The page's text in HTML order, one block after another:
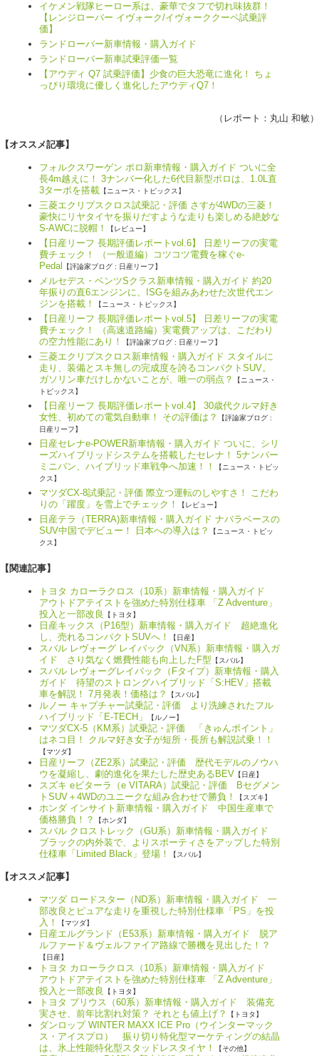
イケメン戦隊ヒーロー系は、豪華でタフで切れ味抜群！
【レンジローバー イヴォーク/イヴォーククーペ試乗評
価】
ランドローバー新車情報・購入ガイド
ランドローバー新車試乗評価一覧
【アウディ Q7 試乗評価】少食の巨大恐竜に進化！ ちょ
っぴり環境に優しく進化したアウディQ7！
（レポート： 丸山 和敏）
【オススメ記事】
フォルクスワーゲン ポロ新車情報・購入ガイド ついに全
長4m越えに！ 3ナンバー化した6代目新型ポロは、1.0L直
3ターボを搭載 【ニュース・トピックス】
三菱エクリプスクロス試乗記・評価 さすが4WDの三菱！
豪快にリヤタイヤを振りだすような走りも楽しめる絶妙な
S-AWCに脱帽！
【レビュー】
【日産リーフ 長期評価レポートvol.6】 日差リーフの実電
費チェック！ （一般道編）コツコツ電費を稼ぐe-
Pedal
【評論家ブログ : 日産リーフ】
メルセデス・ベンツSクラス新車情報・購入ガイド 約20
年振りの直6エンジンに、ISGを組みあわせた次世代エン
ジンを搭載！
【ニュース・トピックス】
【日産リーフ 長期評価レポートvol.5】 日差リーフの実電
費チェック！ （高速道路編）実電費アップは、こだわり
の空力性能にあり！
【評論家ブログ : 日産リーフ】
三菱エクリプスクロス新車情報・購入ガイド スタイルに
走り、装備とスキ無しの完成度を誇るコンパクトSUV。
ガソリン車だけしかないことが、唯一の弱点？
【ニュース・
トピックス】
【日産リーフ 長期評価レポートvol.4】 30歳代クルマ好き
女性、初めての電気自動車！ その評価は？
【評論家ブログ :
日産リーフ】
日産セレナe-POWER新車情報・購入ガイド ついに、シリ
ーズハイブリッドシステムを搭載したセレナ！ 5ナンバー
ミニバン、ハイブリッド車戦争へ加速！！
【ニュース・トピッ
クス】
マツダCX-8試乗記・評価 際立つ運転のしやすさ！ こだわ
りの「躍度」を雪上でチェック！
【レビュー】
日産テラ（TERRA)新車情報・購入ガイド ナバラベースの
SUV中国でデビュー！ 日本への導入は？
【ニュース・トピッ
クス】
【関連記事】
トヨタ カローラクロス（10系）新車情報・購入ガイド
アウトドアテイストを強めた特別仕様車 「Z Adventure」
投入と一部改良
【トヨタ】
日産キックス（P16型）新車情報・購入ガイド 超絶進化
し、売れるコンパクトSUVへ！
【日産】
スバル レヴォーグ レイバック（VN系）新車情報・購入ガ
イド さり気なく燃費性能も向上したF型 【スバル】
スバル レヴォーグレイバック（Fタイプ）新車情報・購入
ガイド 待望のストロングハイブリッド「S:HEV」搭載
車を解説！ 7月発表！価格は？
【スバル】
ルノー キャプチャー試乗記・評価 より洗練されたフル
ハイブリッド「E-TECH」
【ルノー】
マツダCX-5（KM系）試乗記・評価 「きゅんポイント」
はネコ目！ クルマ好き女子が短所・長所も解説試乗！！
【マツダ】
日産リーフ（ZE2系）試乗記・評価 歴代モデルのノウハ
ウを凝縮し、劇的進化を果たした歴史あるBEV 【日産】
スズキ eビターラ（e VITARA）試乗記・評価 Bセグメン
トSUV＋4WDのユニークな組み合わせで勝負！
【スズキ】
ホンダ インサイト新車情報・購入ガイド 中国生産車で
価格勝負！？
【ホンダ】
スバル クロストレック（GU系）新車情報・購入ガイド
ブラックの内外装で、よりスポーティさをアップした特別
仕様車「Limited Black」登場！
【スバル】
【オススメ記事】
マツダ ロードスター（ND系）新車情報・購入ガイド 一
部改良とピュアな走りを重視した特別仕様車「PS」を投
入！
【マツダ】
日産エルグランド（E53系）新車情報・購入ガイド 脱ア
ルファード＆ヴェルファイア路線で勝機を見出した！？
【日産】
トヨタ カローラクロス（10系）新車情報・購入ガイド
アウトドアテイストを強めた特別仕様車 「Z Adventure」
投入と一部改良
【トヨタ】
トヨタ プリウス（60系）新車情報・購入ガイド 装備充
実させ、前年比割れ対策？ それとも値上げ？
【トヨタ】
ダンロップ WINTER MAXX ICE Pro（ウインターマック
ス・アイスプロ） 振り切り特化型マーケティングの結晶
は、氷上性能特化型スタッドレスタイヤ！
【その他】